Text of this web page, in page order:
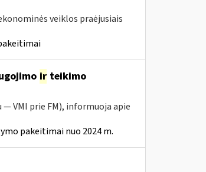
veiklos praėjusiais
irteikimo
VMI prie FM), informuoja apie
pakeitimai nuo 2024 m.